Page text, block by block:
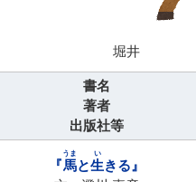
堀井
書名
著者
出版社等
『馬
うま
と生
い
きる』